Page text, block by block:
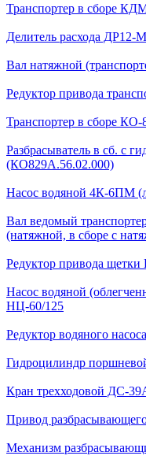
Транспортер в сборе
Делитель расхода ДР12-М
Вал натяжной
Редуктор привода
Транспортер в сборе КО-
Разбрасыватель в сб. с
(КО829А.56.02.000)
Насос водяной 4К-6ПМ
Вал ведомый
(натяжной, в сборе с
Редуктор привода
Насос водяной
НЦ-60/125
Редуктор водяного
Гидроцилиндр
Кран трехходовой ДС-
Привод
Механизм